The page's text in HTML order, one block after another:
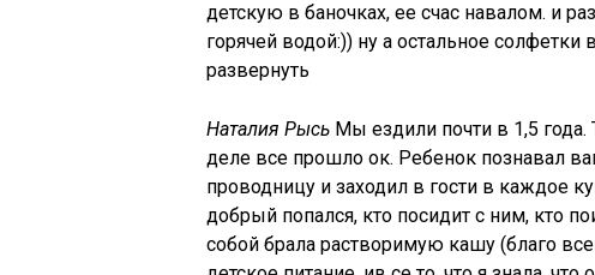
детскую в баночках, ее счас навалом. и
горячей водой:)) ну а остальное
развернуть
Наталия Рысь Мы ездили почти в 1,5
деле все прошло ок. Ребенок познавал
проводницу и заходил в гости в каждое
добрый попался, кто посидит с ним, кто
собой брала растворимую кашу (благо